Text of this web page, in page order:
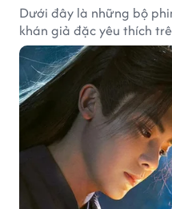
Dưới đây là những bộ
khán giả đặc yêu thích